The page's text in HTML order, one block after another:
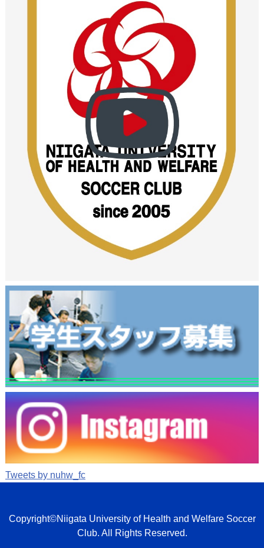
Tweets by nuhw_fc
Copyright©Niigata University of Health and Welfare Soccer
Club. All Rights Reserved.